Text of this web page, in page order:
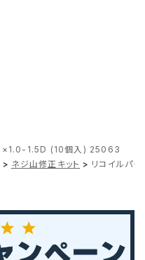
1.5D (10個入) 25063
> ネジ山修正キット > リコイルパ